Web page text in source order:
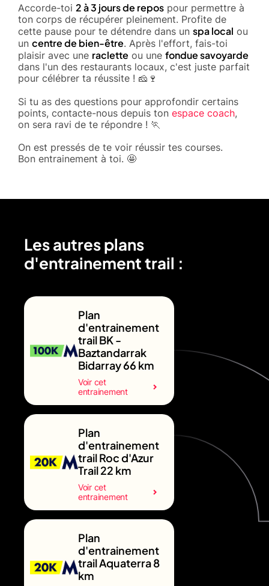
Accorde-toi 2 à 3 jours de repos pour permettre à
ton corps de récupérer pleinement. Profite de
cette pause pour te détendre dans un spa local ou
un centre de bien-être. Après l'effort, fais-toi
plaisir avec une raclette ou une fondue savoyarde
dans l'un des restaurants locaux, c'est juste parfait
pour célébrer ta réussite ! 🧀🍷
Si tu as des questions pour approfondir certains
points, contacte-nous depuis ton espace coach,
on sera ravi de te répondre ! 🏃
On est pressés de te voir réussir tes courses.
Bon entrainement à toi. 🤩
Les autres plans
d'entrainement trail :
Plan
d'entrainement
trail BK -
Baztandarrak
Bidarray 66 km
Voir cet
entrainement
Plan
d'entrainement
trail Roc d'Azur
Trail 22 km
Voir cet
entrainement
Plan
d'entrainement
trail Aquaterra 8
km